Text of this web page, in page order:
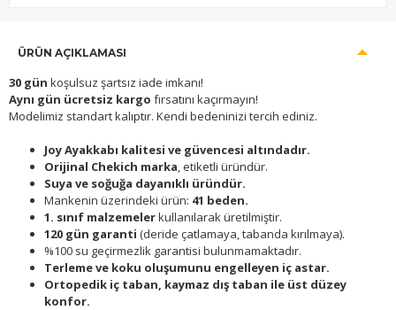
ÜRÜN AÇIKLAMASI
30 gün koşulsuz şartsız iade imkanı!
Aynı gün ücretsiz kargo fırsatını kaçırmayın!
Modelimiz standart kalıptır. Kendi bedeninizi tercih ediniz.
Joy Ayakkabı kalitesi ve güvencesi altındadır.
Orijinal Chekich marka, etiketli üründür.
Suya ve soğuğa dayanıklı üründür.
Mankenin üzerindeki ürün: 41 beden.
1. sınıf malzemelerkullanılarak üretilmiştir.
120 gün garanti (deride çatlamaya, tabanda kırılmaya).
%100 su geçirmezlik garantisi bulunmamaktadır.
Terleme ve koku oluşumunu engelleyen iç astar.
Ortopedik iç taban, kaymaz dış taban ile üst düzey
konfor.